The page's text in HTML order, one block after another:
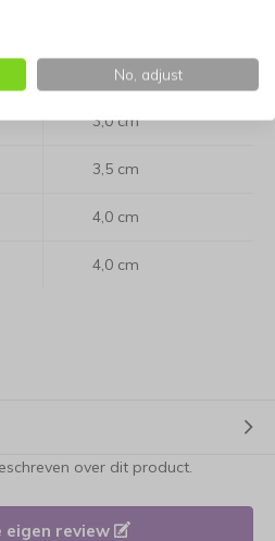
Breedte
3,0 cm
3,5 cm
4,0 cm
4,0 cm
over dit product.
eigen review
No, adjust